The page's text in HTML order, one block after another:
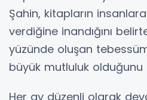
Şahin, kitapların
verdiğine inandığını
yüzünde oluşan
büyük mutluluk
Her ay düzenli olarak